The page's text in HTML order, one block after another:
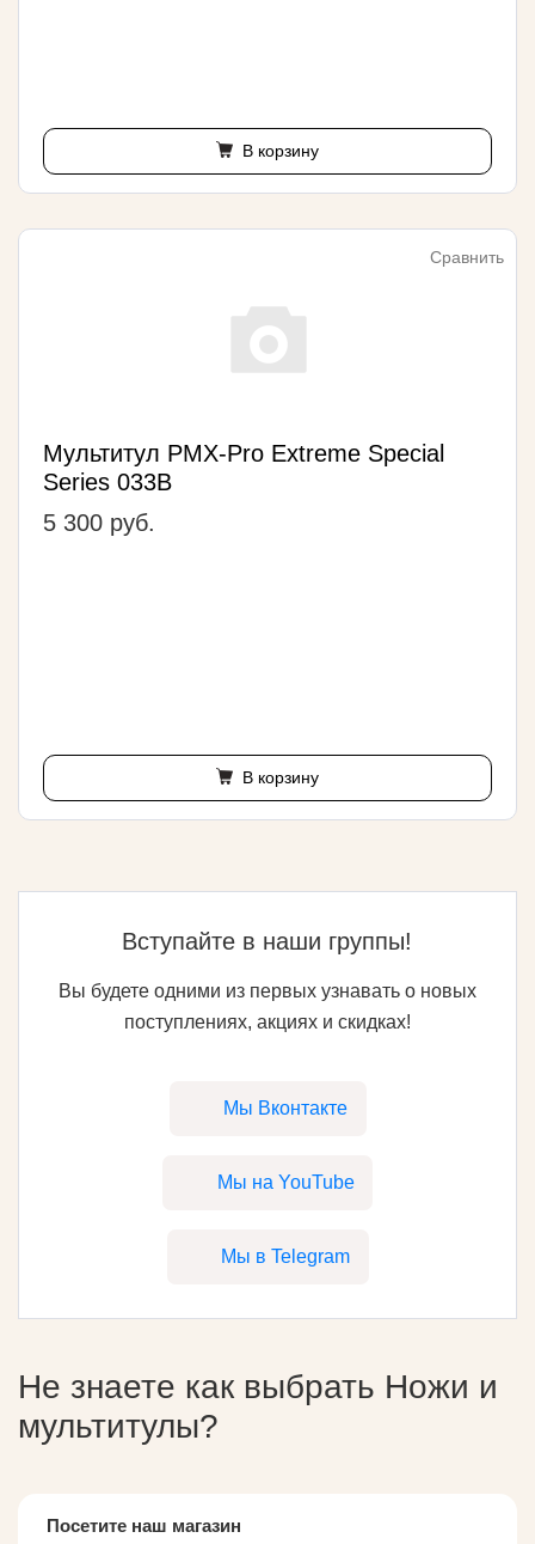
В корзину
Сравнить
Мультитул PMX-Pro Extreme Special
Series 033B
5 300 руб.
В корзину
Вступайте в наши группы!
Вы будете одними из первых узнавать о новых
поступлениях, акциях и скидках!
Мы Вконтакте
Мы на YouTube
Мы в Telegram
Не знаете как выбрать Ножи и
мультитулы?
Посетите наш магазин